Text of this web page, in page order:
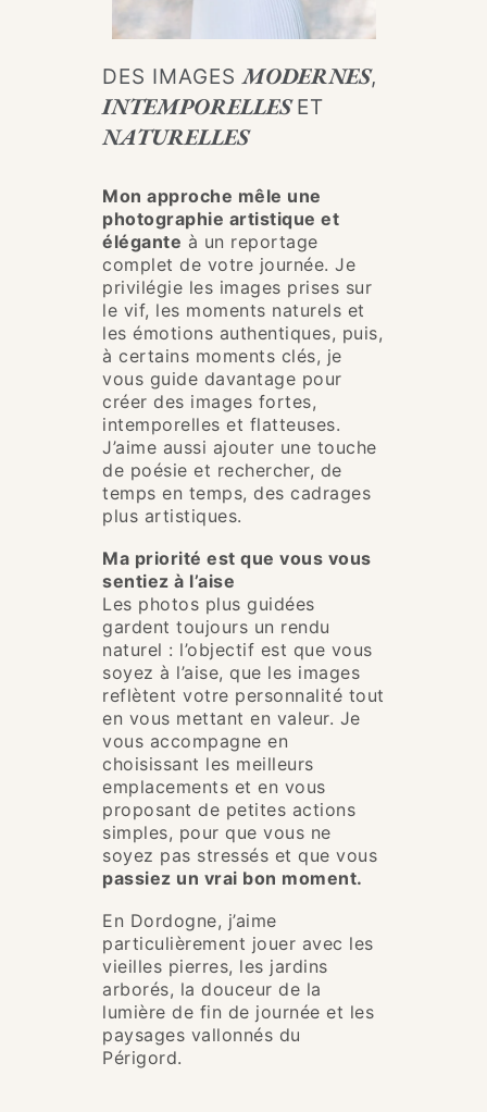
DES IMAGESMODERNES,
INTEMPORELLESET
NATURELLES
Mon approche mêle une
photographie artistique et
élégante à un reportage
complet de votre journée. Je
privilégie les images prises sur
le vif, les moments naturels et
les émotions authentiques, puis,
à certains moments clés, je
vous guide davantage pour
créer des images fortes,
intemporelles et flatteuses.
J’aime aussi ajouter une touche
de poésie et rechercher, de
temps en temps, des cadrages
plus artistiques.
Ma priorité est que vous vous
sentiez à l’aise
Les photos plus guidées
gardent toujours un rendu
naturel : l’objectif est que vous
soyez à l’aise, que les images
reflètent votre personnalité tout
en vous mettant en valeur. Je
vous accompagne en
choisissant les meilleurs
emplacements et en vous
proposant de petites actions
simples, pour que vous ne
soyez pas stressés et que vous
passiez un vrai bon moment.
En Dordogne, j’aime
particulièrement jouer avec les
vieilles pierres, les jardins
arborés, la douceur de la
lumière de fin de journée et les
paysages vallonnés du
Périgord.